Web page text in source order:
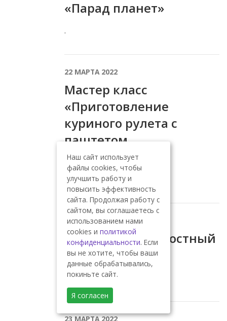
«Парад планет»
.
22 МАРТА 2022
Мастер класс
«Приготовление
куриного рулета с
паштетом
«Митропольки»
22 МАРТА 2022
Классный час «Постный
стол»
23 МАРТА 2022
Наш сайт использует
файлы cookies, чтобы
улучшить работу и
повысить эффективность
сайта. Продолжая работу с
сайтом, вы соглашаетесь с
использованием нами
cookies и политикой
конфиденциальности. Если
вы не хотите, чтобы ваши
данные обрабатывались,
покиньте сайт.
Я согласен